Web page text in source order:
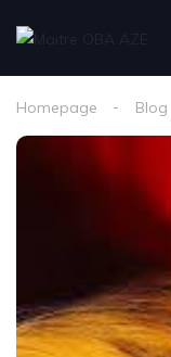
Homepage Blog